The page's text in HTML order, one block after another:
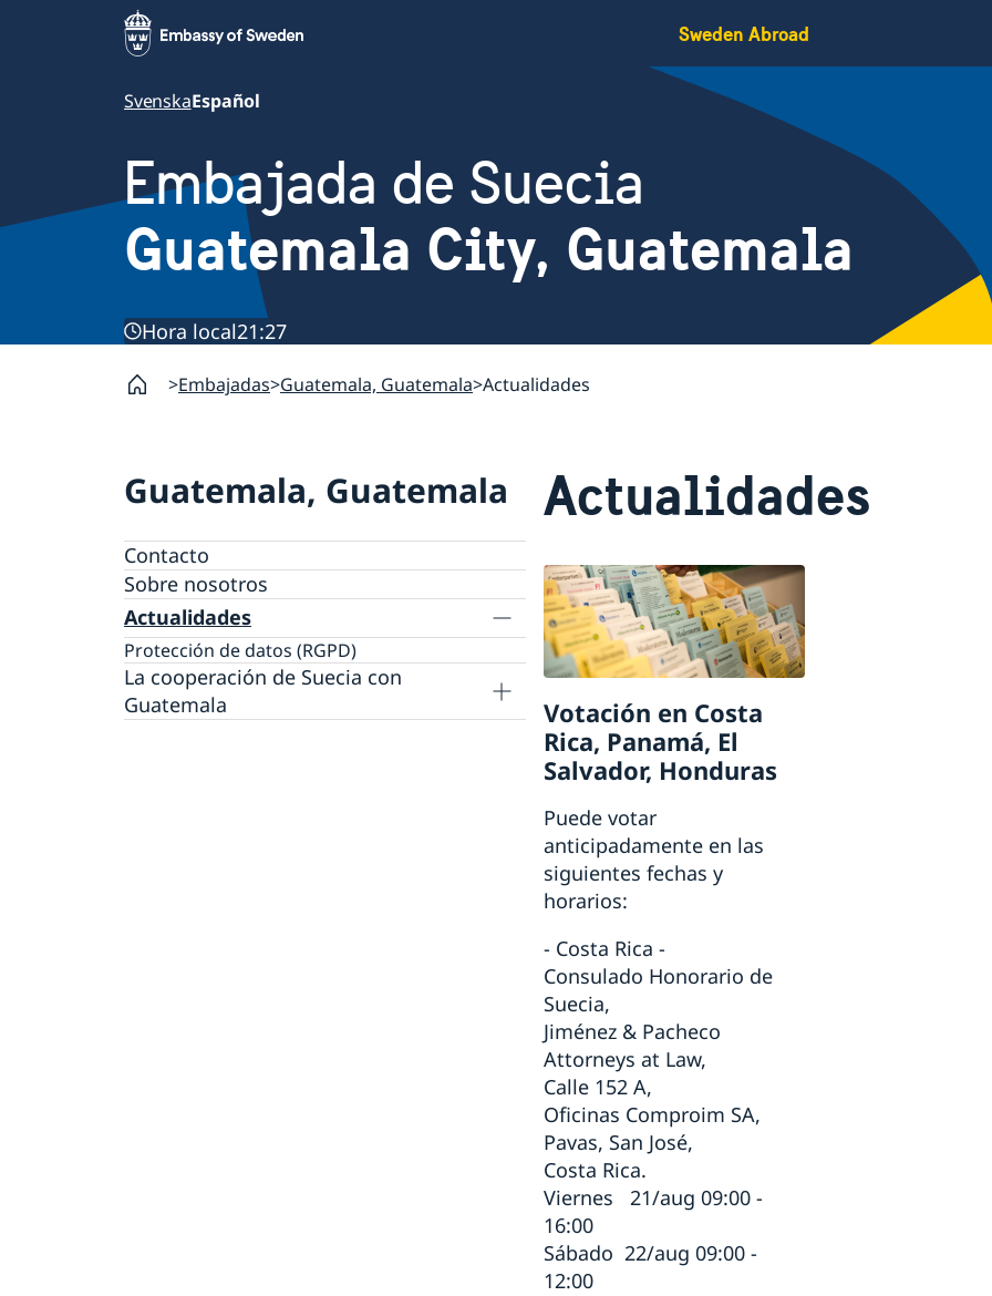
Sweden Abroad
SvenskaEspañol
Embajada de Suecia
Guatemala City, Guatemala
Hora local21:27
Embajadas Guatemala, Guatemala Actualidades
Guatemala, Guatemala
Contacto
Sobre nosotros
Actualidades
Protección de datos (RGPD)
La cooperación de Suecia con
Guatemala
Actualidades
Votación en Costa
Rica, Panamá, El
Salvador, Honduras
Puede votar
anticipadamente en las
siguientes fechas y
horarios:
- Costa Rica -
Consulado Honorario de
Suecia,
Jiménez & Pacheco
Attorneys at Law,
Calle 152 A,
Oficinas Comproim SA,
Pavas, San José,
Costa Rica.
Viernes 21/aug 09:00 -
16:00
Sábado 22/aug 09:00 -
12:00